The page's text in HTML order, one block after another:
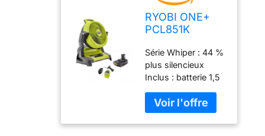
RYOBI ONE+
PCL851K
brumisateur
sans fil 18 V
avec batterie
1,5 Ah et
chargeur
Jaune/noir
Taille M
Série Whiper : 44 %
plus silencieux
Inclus : batterie 1,5
Jusqu'à 4,3 m de
couverture de
brumisation avec